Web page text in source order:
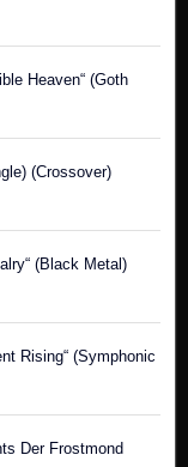
Heaven“ (Goth
(Crossover)
(Black Metal)
Rising“ (Symphonic
Der Frostmond